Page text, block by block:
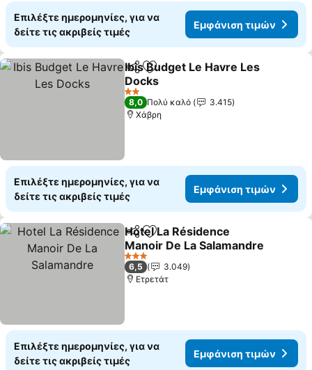
Επιλέξτε ημερομηνίες, για να
δείτε τις ακριβείς τιμές
Εμφάνιση τιμών
Κοινοποίηση
Προσθήκη στα αγαπημένα
Ibis Budget Le Havre Les
Docks
Εμφάνιση τιμών
2 Αστέρια
8,0 Πολύ καλό
3.415
Χάβρη
Επιλέξτε ημερομηνίες, για να
δείτε τις ακριβείς τιμές
Εμφάνιση τιμών
Κοινοποίηση
Προσθήκη στα αγαπημένα
Hotel La Résidence
Manoir De La Salamandre
Εμφάνιση τιμών
3 Αστέρια
6,5
3.049
Ετρετάτ
Επιλέξτε ημερομηνίες, για να
δείτε τις ακριβείς τιμές
Εμφάνιση τιμών